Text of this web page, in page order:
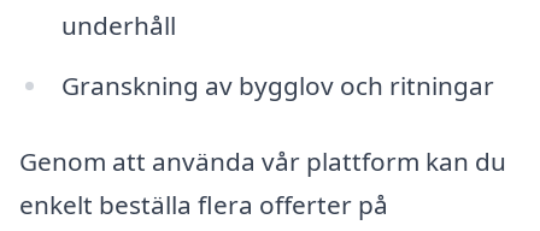
underhåll
Granskning av bygglov och ritningar
Genom att använda vår plattform kan du
enkelt beställa flera offerter på